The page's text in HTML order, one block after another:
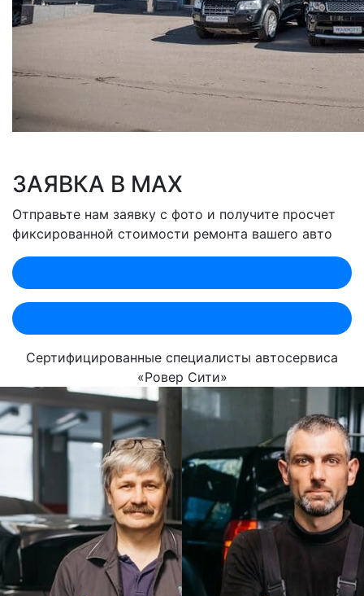
ЗАЯВКА В MAX
Отправьте нам заявку с фото и получите просчет
фиксированной стоимости ремонта вашего авто
Сертифицированные специалисты автосервиса
«Ровер Сити»